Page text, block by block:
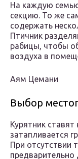
На каждую
секцию. То же
содержать
Птичник
рабицы, чтобы
воздуха в
Аям Цемани
Выбор
Курятник
затапливается
При отсутствии